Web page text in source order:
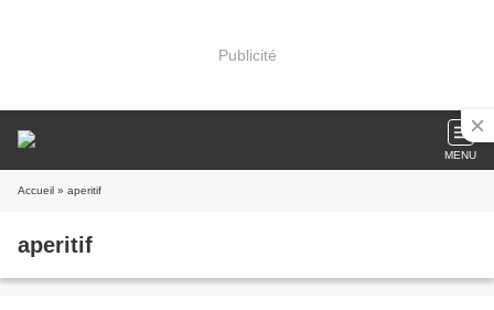
Publicité
MENU
Accueil » aperitif
aperitif